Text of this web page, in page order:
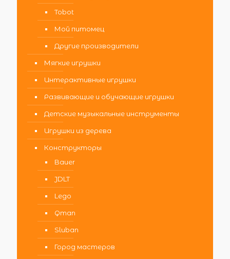
Tobot
Мой питомец
Другие производители
Мягкие игрушки
Интерактивные игрушки
Развивающие и обучающие игрушки
Детские музыкальные инструменты
Игрушки из дерева
Конструкторы
Bauer
JDLT
Lego
Qman
Sluban
Город мастеров